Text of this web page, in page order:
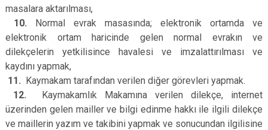
masalara aktarılması,
10. Normal evrak masasında; elektronik ortamda ve
elektronik ortam haricinde gelen normal evrakın ve
dilekçelerin yetkilisince havalesi ve imzalattırılması ve
kaydını yapmak,
11. Kaymakam tarafından verilen diğer görevleri yapmak.
12. Kaymakamlık Makamına verilen dilekçe, internet
üzerinden gelen mailler ve bilgi edinme hakkı ile ilgili dilekçe
ve maillerin yazım ve takibini yapmak ve sonucundan ilgilisine